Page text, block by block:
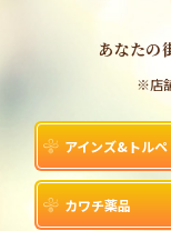
あなたの
※店
アインズ&トルペ
カワチ薬品